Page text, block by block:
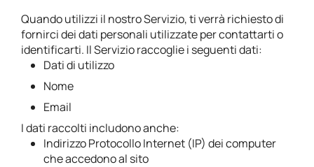
Quando utilizzi il nostro Servizio, ti verrà richiesto di
fornirci dei dati personali utilizzate per contattarti o
identificarti. Il Servizio raccoglie i seguenti dati:
Dati di utilizzo
Nome
Email
I dati raccolti includono anche:
Indirizzo Protocollo Internet (IP) dei computer
che accedono al sito